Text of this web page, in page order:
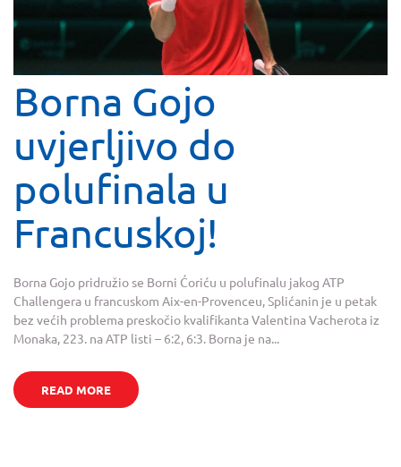
Borna Gojo
uvjerljivo do
polufinala u
Francuskoj!
Borna Gojo pridružio se Borni Ćoriću u polufinalu jakog ATP
Challengera u francuskom Aix-en-Provenceu, Splićanin je u petak
bez većih problema preskočio kvalifikanta Valentina Vacherota iz
Monaka, 223. na ATP listi – 6:2, 6:3. Borna je na...
READ MORE